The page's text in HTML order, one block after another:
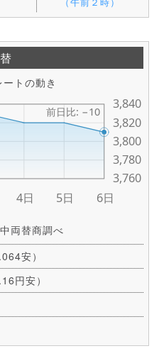
トの動き
両替商調べ
安）
円安）